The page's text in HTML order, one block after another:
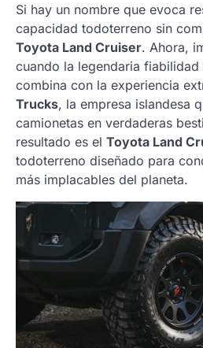
Si hay un nombre que evoca
capacidad todoterreno sin
Toyota Land Cruiser. Ahora,
cuando la legendaria fiabilidad
combina con la experiencia
Trucks, la empresa islandesa
camionetas en verdaderas
resultado es el Toyota Land
todoterreno diseñado para
más implacables del planeta.